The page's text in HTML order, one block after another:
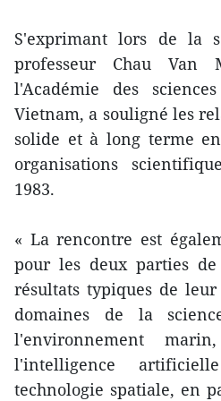
S'exprimant lors de la
professeur Chau Van
l'Académie des
Vietnam, a souligné les
solide et à long terme
organisations
1983.
« La rencontre est
pour les deux parties
résultats typiques de
domaines de la
l'environnement
l'intelligence
technologie spatiale, en